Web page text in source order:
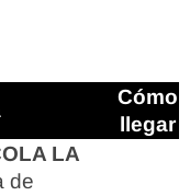
Cómo
llegar
LA
de